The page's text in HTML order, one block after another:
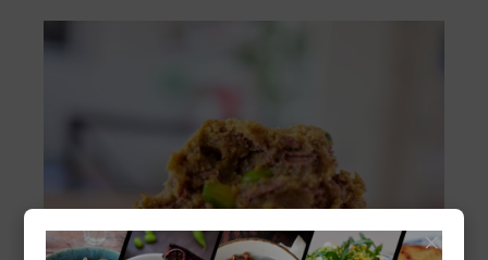
×